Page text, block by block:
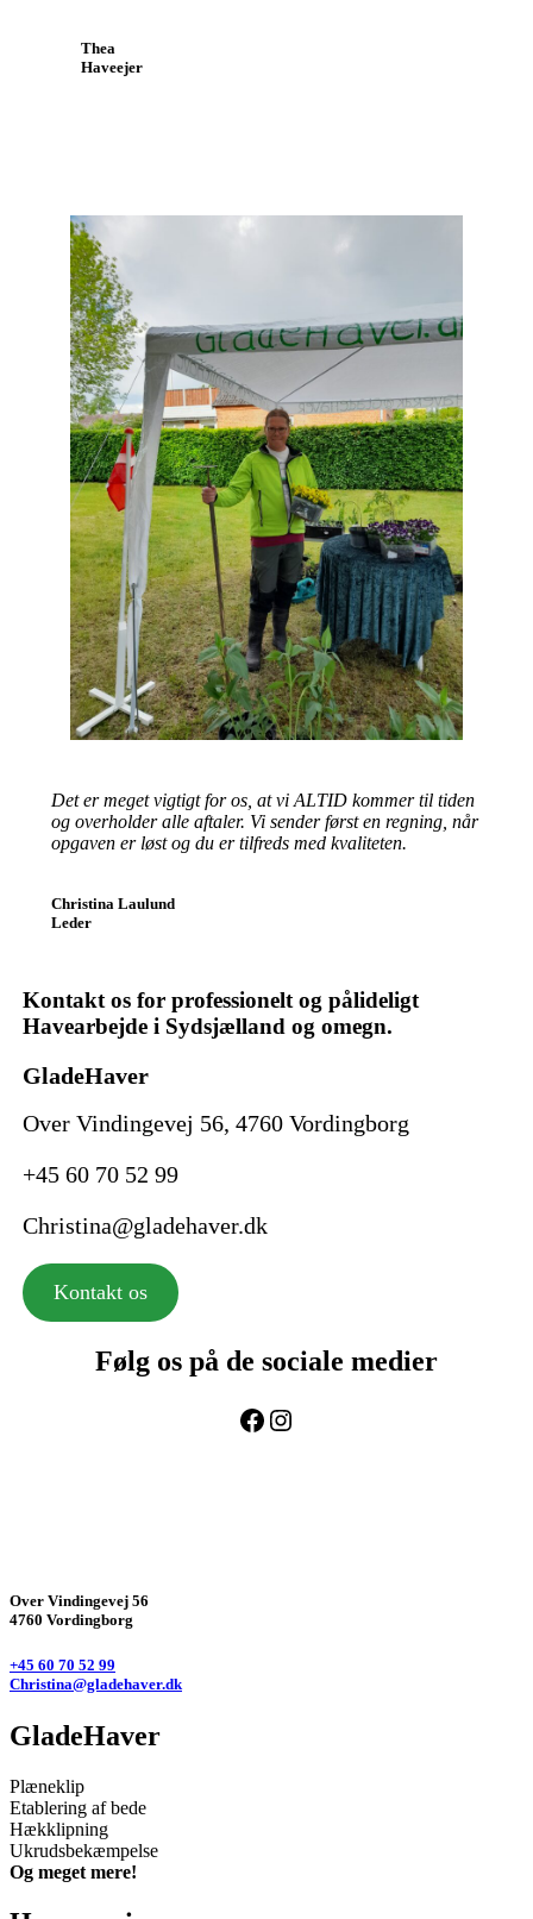
Thea
Haveejer
Det er meget vigtigt for os, at vi ALTID kommer til tiden
og overholder alle aftaler. Vi sender først en regning, når
opgaven er løst og du er tilfreds med kvaliteten.
Christina Laulund
Leder
Kontakt os for professionelt og pålideligt
Havearbejde i Sydsjælland og omegn.
GladeHaver
Over Vindingevej 56, 4760 Vordingborg
+45 60 70 52 99
Christina@gladehaver.dk
Kontakt os
Følg os på de sociale medier
Facebook
Instagram
Over Vindingevej 56
4760 Vordingborg
+45 60 70 52 99
Christina@gladehaver.dk
GladeHaver
Plæneklip
Etablering af bede
Hækklipning
Ukrudsbekæmpelse
Og meget mere!